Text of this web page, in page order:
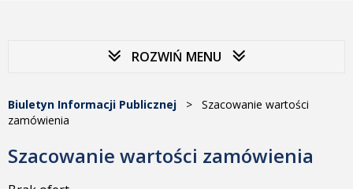
ROZWIŃ MENU
Biuletyn Informacji Publicznej > Szacowanie wartości
zamówienia
Szacowanie wartości zamówienia